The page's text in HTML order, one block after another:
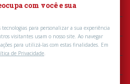
com você e sua
para personalizar a sua experiência
visitantes usam o nosso site. Ao navegar
para utilizá-las com estas finalidades. Em
de Privacidade.